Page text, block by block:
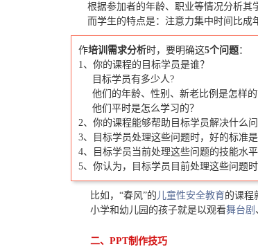
根据参加者的年龄、职业等情况分析其
而学生的特点是：注意力集中时间比成
作培训需求分析时，要明确这5个问题：
1、你的课程的目标学员是谁？
目标学员有多少人?
他们的年龄、性别、新老比例是怎样的
他们平时是怎么学习的？
2、你的课程能够帮助目标学员解决什么问
3、目标学员处理这些问题时，好的标准是
4、目标学员当前处理这些问题的技能水平
5、你认为，目标学员目前处理这些问题
比如，“春风”的 儿童性安全教育的课程
小学和幼儿园的孩子就是以观看舞台剧
二、PPT制作技巧